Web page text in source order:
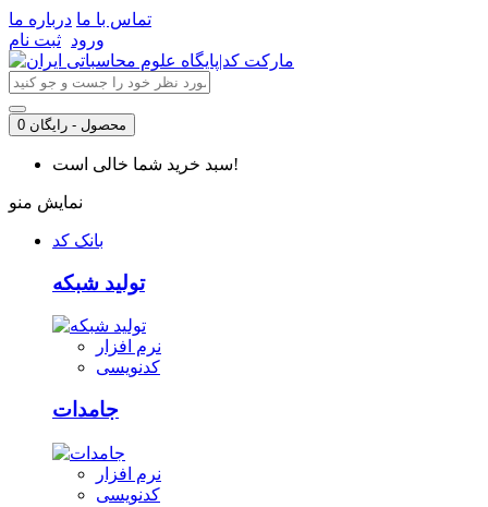
تماس با ما درباره ما
ورود ثبت نام
0 محصول - رایگان
سبد خرید شما خالی است!
نمایش منو
بانک کد
تولید شبکه
نرم افزار
کدنویسی
جامدات
نرم افزار
کدنویسی